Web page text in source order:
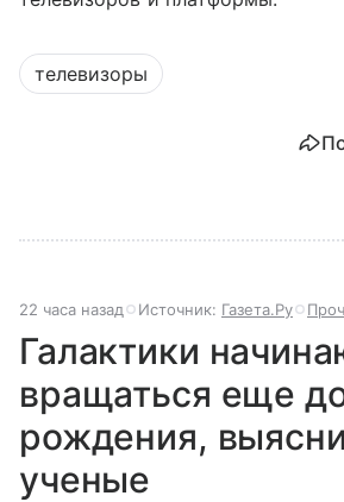
телевизоры
22 часа назад Источник: Газета.Ру
Галактики
вращаться еще
рождения,
ученые